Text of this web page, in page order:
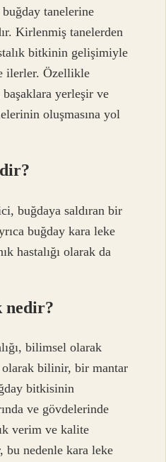
buğday tanelerine
Kirlenmiş tanelerden
bitkinin gelişimiyle
ilerler. Özellikle
yerleşir ve
oluşmasına yol
buğdaya saldıran bir
buğday kara leke
hastalığı olarak da
nedir?
bilimsel olarak
bilinir, bir mantar
bitkisinin
ve gövdelerinde
verim ve kalite
bu nedenle kara leke